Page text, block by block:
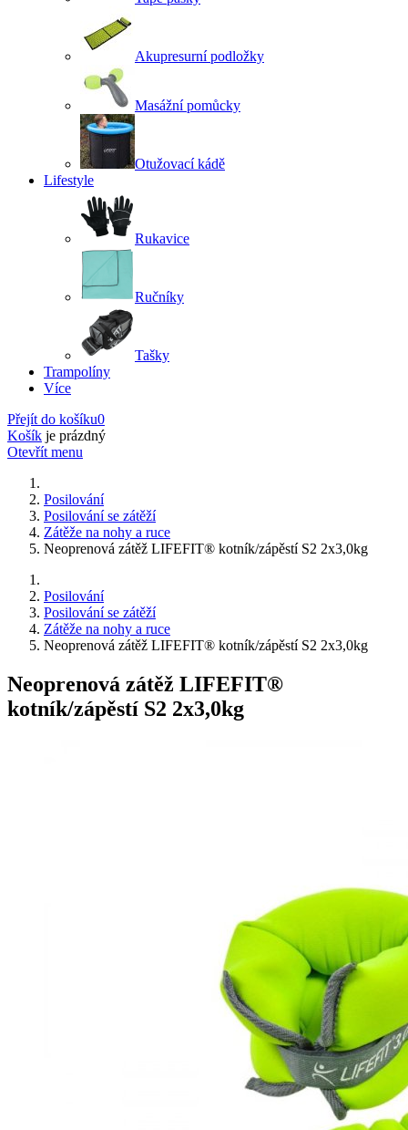
Akupresurní podložky
Masážní pomůcky
Otužovací kádě
Lifestyle
Rukavice
Ručníky
Tašky
Trampolíny
Více
Přejít do košíku0
Košík je prázdný
Otevřít menu
Posilování
Posilování se zátěží
Zátěže na nohy a ruce
Neoprenová zátěž LIFEFIT® kotník/zápěstí S2 2x3,0kg
Posilování
Posilování se zátěží
Zátěže na nohy a ruce
Neoprenová zátěž LIFEFIT® kotník/zápěstí S2 2x3,0kg
Neoprenová zátěž LIFEFIT®
kotník/zápěstí S2 2x3,0kg